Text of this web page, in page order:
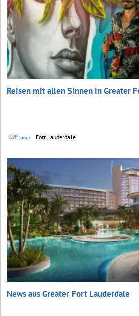
Reisen mit allen Sinnen in Greater
Fort Lauderdale
News aus Greater Fort Lauderdale